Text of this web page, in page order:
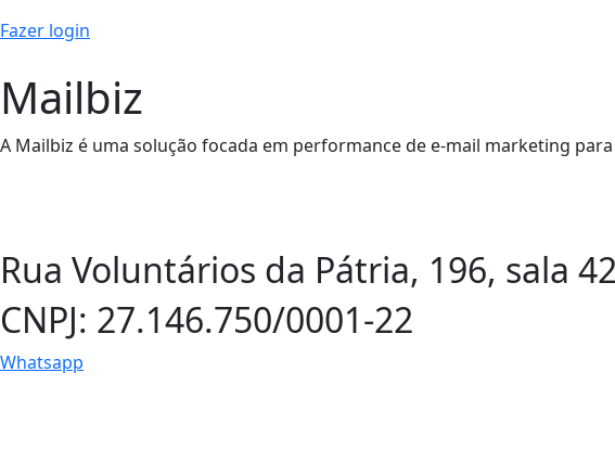
Fazer login
Mailbiz
A Mailbiz é uma solução focada em performance de e-mail marketing
Rua Voluntários da Pátria, 196, sala
CNPJ: 27.146.750/0001-22
Whatsapp